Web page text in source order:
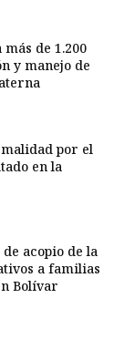
de 1.200
y manejo de
por el
en la
acopio de la
a familias
Bolívar